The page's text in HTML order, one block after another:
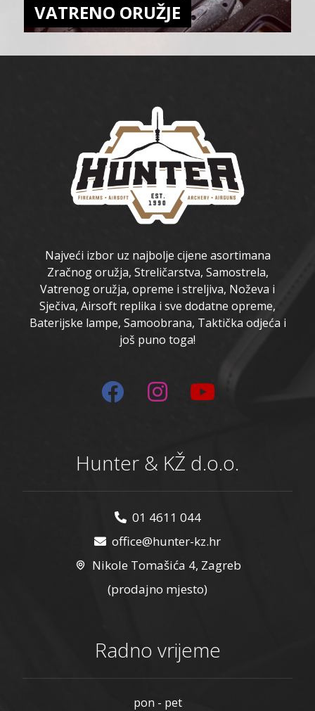
VATRENO ORUŽJE
Najveći izbor uz najbolje cijene asortimana
Zračnog oružja, Streličarstva, Samostrela,
Vatrenog oružja, opreme i streljiva, Noževa i
Sječiva, Airsoft replika i sve dodatne opreme,
Baterijske lampe, Samoobrana, Taktička odjeća i
još puno toga!
Hunter & KŽ d.o.o.
01 4611 044
office@hunter-kz.hr
Nikole Tomašića 4, Zagreb
(prodajno mjesto)
Radno vrijeme
pon - pet